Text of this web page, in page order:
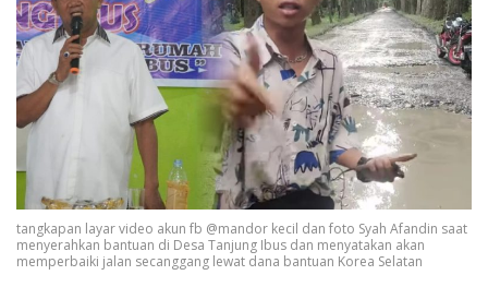
tangkapan layar video akun fb @mandor kecil dan foto Syah Afandin saat
menyerahkan bantuan di Desa Tanjung Ibus dan menyatakan akan
memperbaiki jalan secanggang lewat dana bantuan Korea Selatan